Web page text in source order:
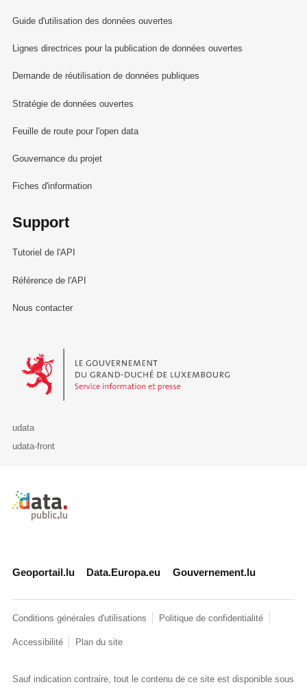
Guide d'utilisation des données ouvertes
Lignes directrices pour la publication de données ouvertes
Demande de réutilisation de données publiques
Stratégie de données ouvertes
Feuille de route pour l'open data
Gouvernance du projet
Fiches d'information
Support
Tutoriel de l'API
Référence de l'API
Nous contacter
Le Gouvernement du Grand-Duché de Luxembourg - Service
udata
udata-front
Retour à l'accueil de data.public.lu
Geoportail.lu Data.Europa.eu Gouvernement.lu
Conditions générales d'utilisations Politique de confidentialité
Accessibilité Plan du site
Sauf indication contraire, tout le contenu de ce site est disponible sous